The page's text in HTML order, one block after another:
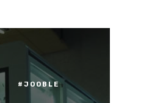
#JOOBLE